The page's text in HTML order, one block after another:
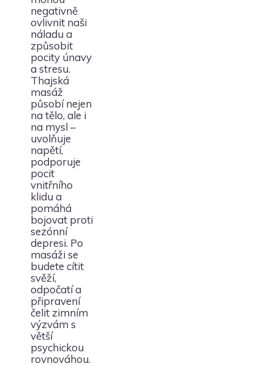
negativně
ovlivnit naši
náladu a
způsobit
pocity únavy
a stresu.
Thajská
masáž
působí nejen
na tělo, ale i
na mysl –
uvolňuje
napětí,
podporuje
pocit
vnitřního
klidu a
pomáhá
bojovat proti
sezónní
depresi. Po
masáži se
budete cítit
svěží,
odpočatí a
připravení
čelit zimním
výzvám s
větší
psychickou
rovnováhou.